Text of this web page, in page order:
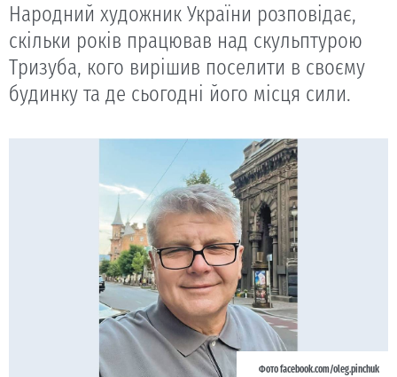
Народний художник України розповідає,
скільки років працював над скульптурою
Тризуба, кого вирішив поселити в своєму
будинку та де сьогодні його місця сили.
Фото facebook.com/oleg.pinchuk